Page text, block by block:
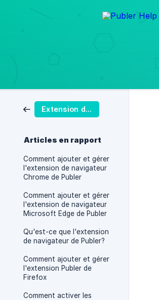
Extension de navigateur
Articles en rapport
Comment ajouter et gérer
l'extension de navigateur
Chrome de Publer
Comment ajouter et gérer
l'extension de navigateur
Microsoft Edge de Publer
Qu'est-ce que l'extension
de navigateur de Publer?
Comment ajouter et gérer
l'extension Publer de
Firefox
Comment activer les